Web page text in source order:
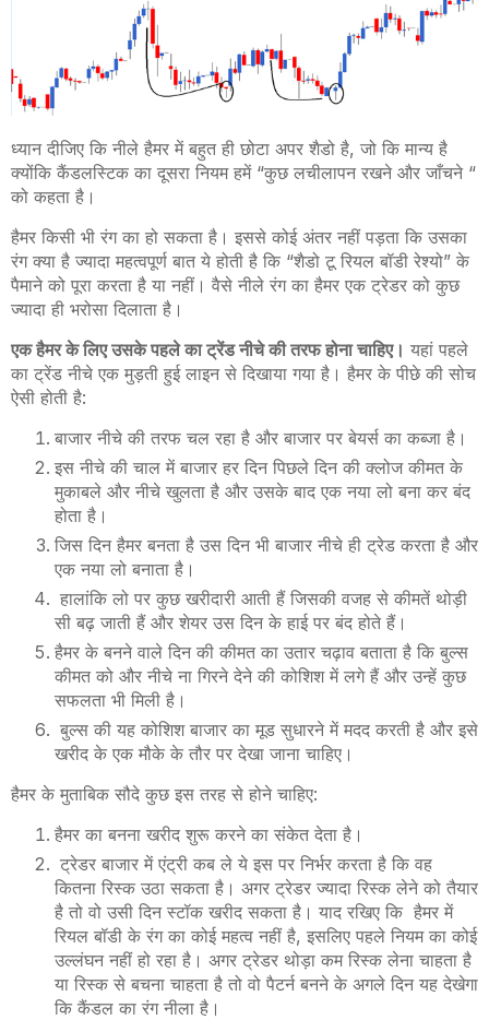
ध्यान दीजिए कि नीले हैमर में बहुत ही छोटा अपर शैडो है, जो कि मान्य है
क्योंकि कैंडलस्टिक का दूसरा नियम हमें “कुछ लचीलापन रखने और जाँचने “
को कहता है।
हैमर किसी भी रंग का हो सकता है। इससे कोई अंतर नहीं पड़ता कि उसका
रंग क्या है ज्यादा महत्वपूर्ण बात ये होती है कि “शैडो टू रियल बॉडी रेश्यो” के
पैमाने को पूरा करता है या नहीं। वैसे नीले रंग का हैमर एक ट्रेडर को कुछ
ज्यादा ही भरोसा दिलाता है।
एक हैमर के लिए उसके पहले का ट्रेंड नीचे की तरफ होना चाहिए। यहां पहले
का ट्रेंड नीचे एक मुड़ती हुई लाइन से दिखाया गया है। हैमर के पीछे की सोच
ऐसी होती है:
बाजार नीचे की तरफ चल रहा है और बाजार पर बेयर्स का कब्जा है।
इस नीचे की चाल में बाजार हर दिन पिछले दिन की क्लोज कीमत के
मुकाबले और नीचे खुलता है और उसके बाद एक नया लो बना कर बंद
होता है।
जिस दिन हैमर बनता है उस दिन भी बाजार नीचे ही ट्रेड करता है और
एक नया लो बनाता है।
हालांकि लो पर कुछ खरीदारी आती हैं जिसकी वजह से कीमतें थोड़ी
सी बढ़ जाती हैं और शेयर उस दिन के हाई पर बंद होते हैं।
हैमर के बनने वाले दिन की कीमत का उतार चढ़ाव बताता है कि बुल्स
कीमत को और नीचे ना गिरने देने की कोशिश में लगे हैं और उन्हें कुछ
सफलता भी मिली है।
बुल्स की यह कोशिश बाजार का मूड सुधारने में मदद करती है और इसे
खरीद के एक मौके के तौर पर देखा जाना चाहिए।
हैमर के मुताबिक सौदे कुछ इस तरह से होने चाहिए:
हैमर का बनना खरीद शुरू करने का संकेत देता है।
ट्रेडर बाजार में एंट्री कब ले ये इस पर निर्भर करता है कि वह
कितना रिस्क उठा सकता है। अगर ट्रेडर ज्यादा रिस्क लेने को तैयार
है तो वो उसी दिन स्टॉक खरीद सकता है। याद रखिए कि हैमर में
रियल बॉडी के रंग का कोई महत्व नहीं है, इसलिए पहले नियम का कोई
उल्लंघन नहीं हो रहा है। अगर ट्रेडर थोड़ा कम रिस्क लेना चाहता है
या रिस्क से बचना चाहता है तो वो पैटर्न बनने के अगले दिन यह देखेगा
कि कैंडल का रंग नीला है।